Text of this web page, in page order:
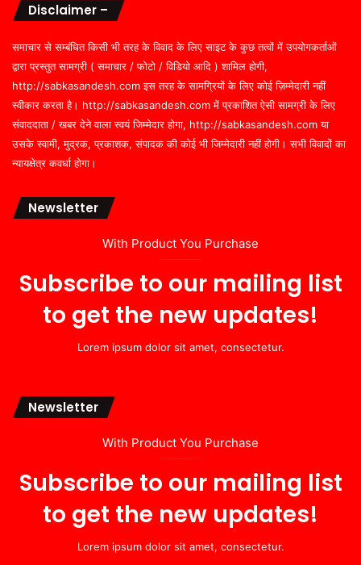
Disclaimer –
समाचार से सम्बंधित किसी भी तरह के विवाद के लिए साइट के कुछ तत्वों में उपयोगकर्ताओं
द्वारा प्रस्तुत सामग्री ( समाचार / फोटो / विडियो आदि ) शामिल होगी,
http://sabkasandesh.com इस तरह के सामग्रियों के लिए कोई ज़िम्मेदारी नहीं
स्वीकार करता है। http://sabkasandesh.com में प्रकाशित ऐसी सामग्री के लिए
संवाददाता / खबर देने वाला स्वयं जिम्मेदार होगा, http://sabkasandesh.com या
उसके स्वामी, मुद्रक, प्रकाशक, संपादक की कोई भी जिम्मेदारी नहीं होगी। सभी विवादों का
न्यायक्षेत्र कवर्धा होगा।
Newsletter
With Product You Purchase
Subscribe to our mailing list
to get the new updates!
Lorem ipsum dolor sit amet, consectetur.
Newsletter
With Product You Purchase
Subscribe to our mailing list
to get the new updates!
Lorem ipsum dolor sit amet, consectetur.